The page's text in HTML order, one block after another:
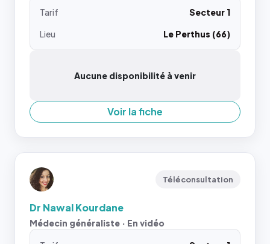
Tarif
Secteur 1
Lieu
Le Perthus (66)
Aucune disponibilité à venir
Voir la fiche
Téléconsultation
Dr Nawal Kourdane
Médecin généraliste · En vidéo